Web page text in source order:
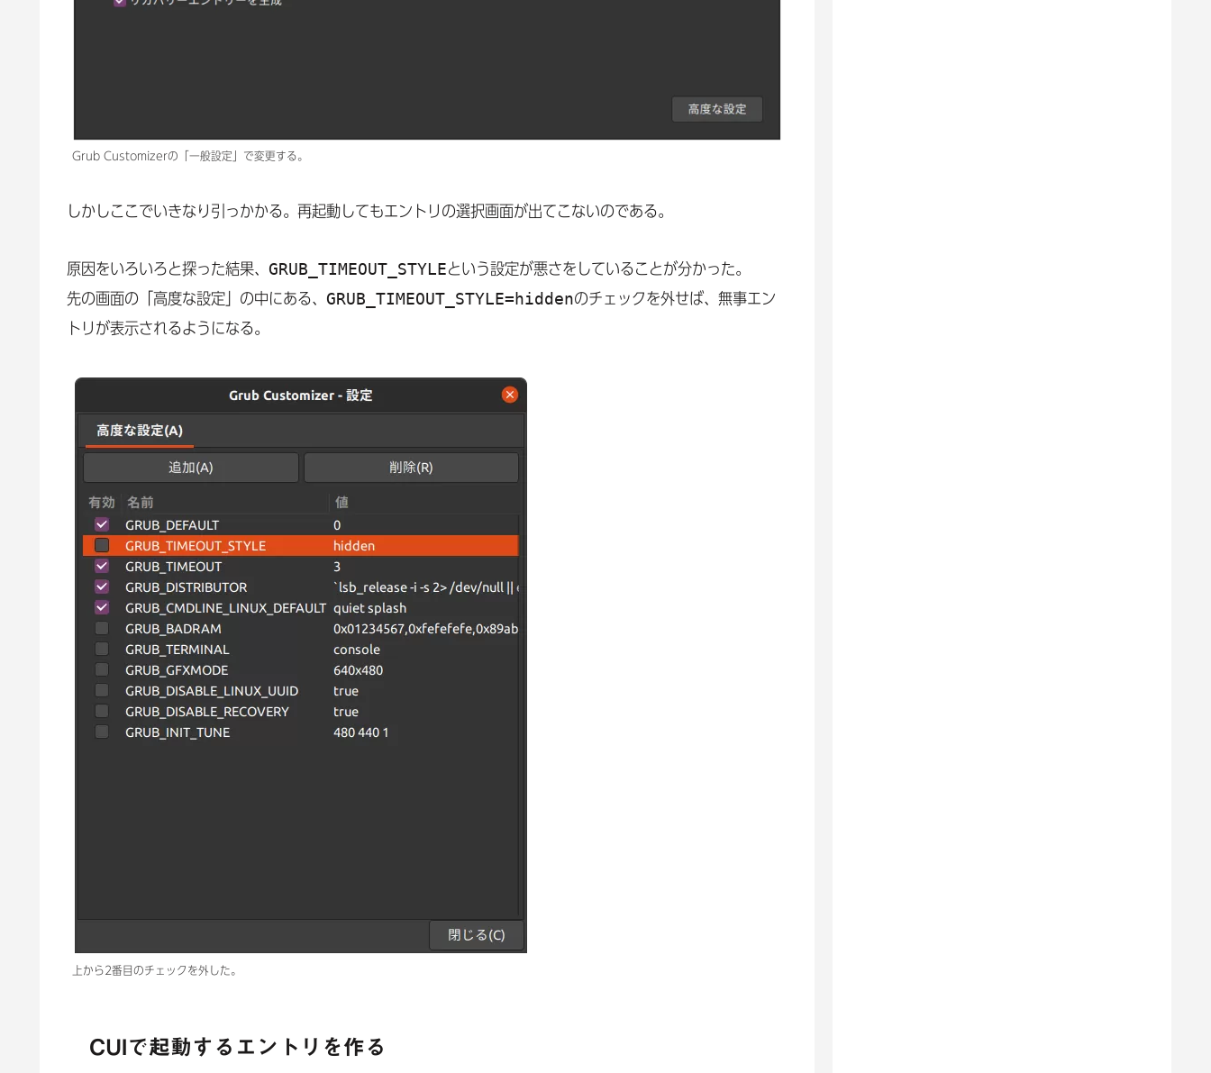
Grub Customizerの「一般設定」で変更する。
しかしここでいきなり引っかかる。再起動してもエントリの選択画面が出てこないのである。
原因をいろいろと探った結果、 GRUB_TIMEOUT_STYLEという設定が悪さをしていることが分かった。
先の画面の「高度な設定」の中にある、 GRUB_TIMEOUT_STYLE=hiddenのチェックを外せば、無事エン
トリが表示されるようになる。
上から2番目のチェックを外した。
CUIで起動するエントリを作る